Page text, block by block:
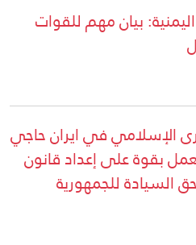
بيان مهم للقوات
الإسلامي في ايران حاجي
بقوة على إعداد قانون
للجمهورية